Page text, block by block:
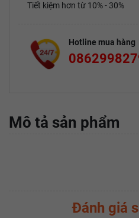
Tiết kiệm hơn từ 10% - 30%
Hotline mua hàng
Mô tả sản phẩm
Đánh giá